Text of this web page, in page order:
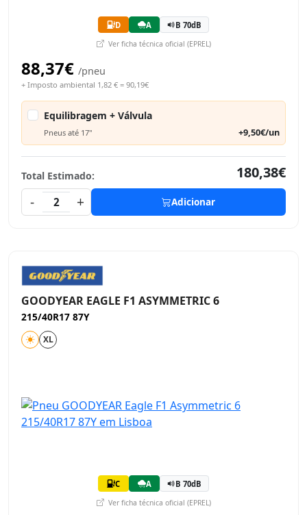
D A B 70dB
Ver ficha técnica oficial (EPREL)
88,37€ /pneu
+ Imposto ambiental 1,82 € = 90,19€
Equilibragem + Válvula
Pneus até 17" +9,50€/un
Total Estimado:
180,38€
-
2 + Adicionar
GOODYEAR EAGLE F1 ASYMMETRIC 6
215/40R17 87Y
XL
C A B 70dB
Ver ficha técnica oficial (EPREL)